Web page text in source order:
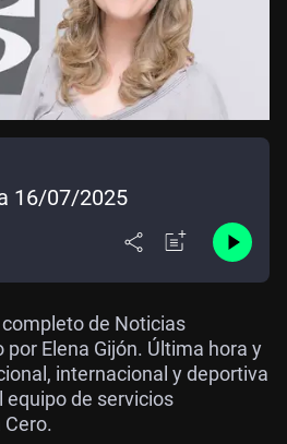
16/07/2025
de Noticias
Elena Gijón. Última hora y
internacional y deportiva
equipo de servicios